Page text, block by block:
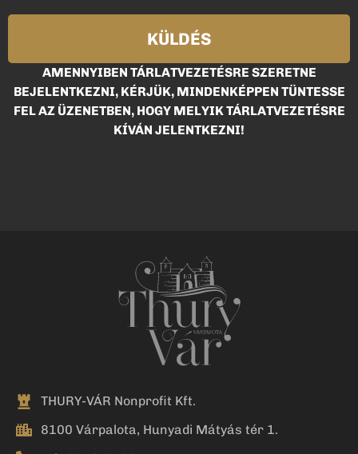
KÜLDÉS
AMENNYIBEN TÁRLATVEZETÉSRE SZERETNE
BEJELENTKEZNI, KÉRJÜK, MINDENKÉPPEN TÜNTESSE
FEL AZ ÜZENETBEN, HOGY MELYIK TÁRLATVEZETÉSRE
KÍVÁN JELENTKEZNI!
THURY-VÁR Nonprofit Kft.
8100 Várpalota, Hunyadi Mátyás tér 1.